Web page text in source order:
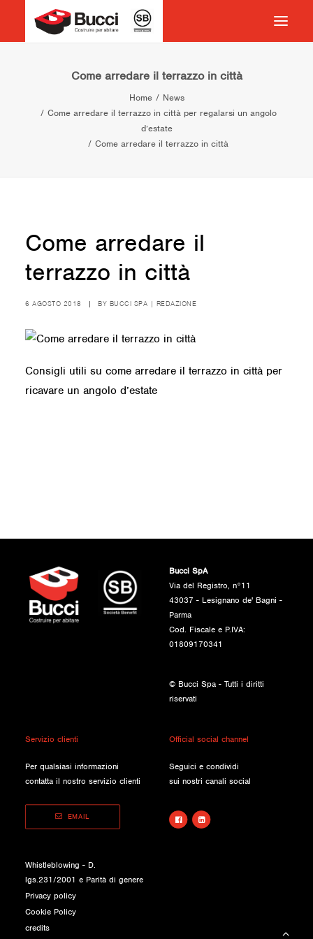
COSTRUIRE PER ABITARE
COSA FACCIAMO
CONTATTI
VOCABOLARIO
RICERCA
Come arredare il terrazzo in città
Home
News
Come arredare il terrazzo in città per regalarsi un angolo
d’estate
Come arredare il terrazzo in città
Come arredare il
terrazzo in città
6 AGOSTO 2018 | BY BUCCI SPA | REDAZIONE
Consigli utili su come arredare il terrazzo in città per
ricavare un angolo d’estate
Bucci SpA
Via del Registro, n°11
43037 - Lesignano de' Bagni -
Parma
Cod. Fiscale e P.IVA:
01809170341
© Bucci Spa - Tutti i diritti
riservati
Servizio clienti
Per qualsiasi informazioni
contatta il nostro servizio clienti
EMAIL
Official social channel
Seguici e condividi
sui nostri canali social
Whistleblowing - D.
lgs.231/2001 e Parità di genere
Privacy policy
Cookie Policy
credits